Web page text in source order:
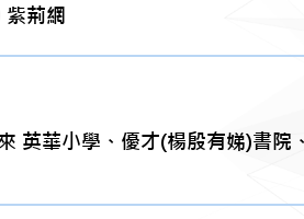
荊網
英華小學、優才(楊殷有娣)書院